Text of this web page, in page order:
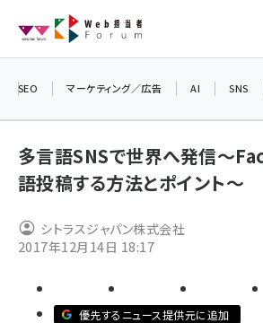
ン
ai (2804)
note (2312)
SEO マーケティング／広告 AI SNS
多言語SNSで世界へ発信～
語投稿する方法とポイント～
シトラスジャパン株式会社
2017年12月14日 18:17
優先するニュース提供元に追加